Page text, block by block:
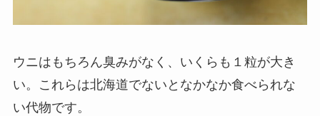
ウニはもちろん臭みがなく、いくらも１粒が大き
い。これらは北海道でないとなかなか食べられな
い代物です。